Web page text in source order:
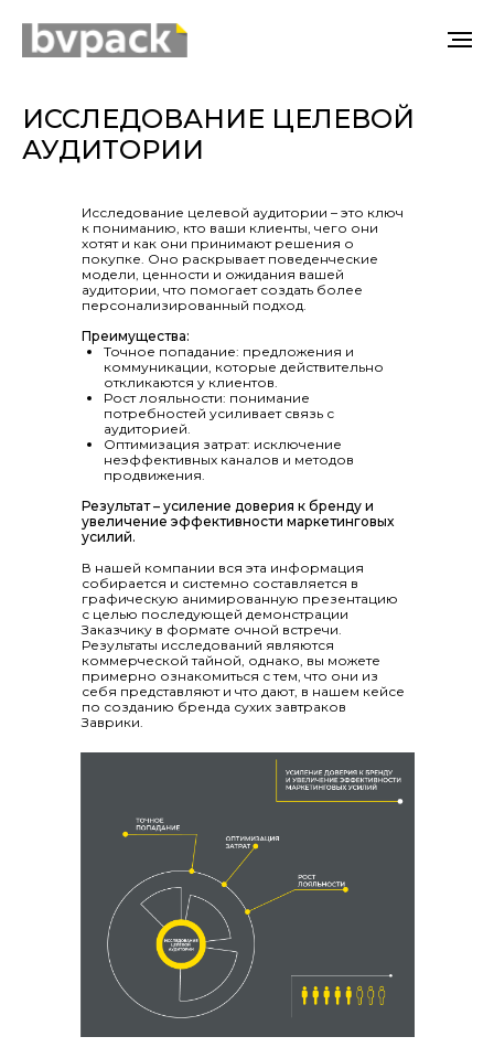
ИССЛЕДОВАНИЕ ЦЕЛЕВОЙ
АУДИТОРИИ
Исследование целевой аудитории – это ключ
к пониманию, кто ваши клиенты, чего они
хотят и как они принимают решения о
покупке. Оно раскрывает поведенческие
модели, ценности и ожидания вашей
аудитории, что помогает создать более
персонализированный подход.
Преимущества:
Точное попадание: предложения и
коммуникации, которые действительно
откликаются у клиентов.
Рост лояльности: понимание
потребностей усиливает связь с
аудиторией.
Оптимизация затрат: исключение
неэффективных каналов и методов
продвижения.
Результат – усиление доверия к бренду и
увеличение эффективности маркетинговых
усилий.
В нашей компании вся эта информация
собирается и системно составляется в
графическую анимированную презентацию
с целью последующей демонстрации
Заказчику в формате очной встречи.
Результаты исследований являются
коммерческой тайной, однако, вы можете
примерно ознакомиться с тем, что они из
себя представляют и что дают, в нашем кейсе
по созданию бренда сухих завтраков
Заврики.